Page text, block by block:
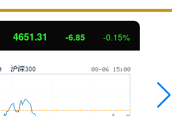
4651.31 -6.85 -0.15%